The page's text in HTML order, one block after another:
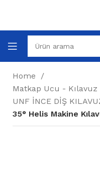
Home
Matkap Ucu -
UNF İNCE DİŞ
35° Helis Makine